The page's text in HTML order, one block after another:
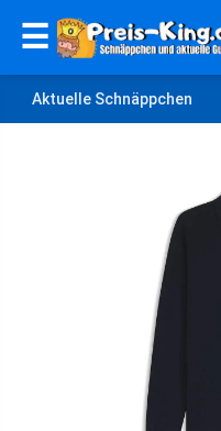
☰
Aktuelle Schnäppchen